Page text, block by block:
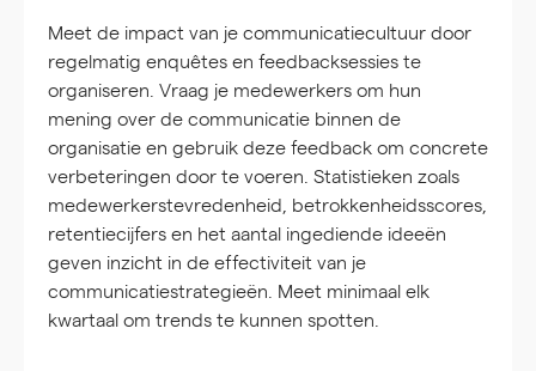
Meet de impact van je communicatiecultuur door
regelmatig enquêtes en feedbacksessies te
organiseren. Vraag je medewerkers om hun
mening over de communicatie binnen de
organisatie en gebruik deze feedback om concrete
verbeteringen door te voeren. Statistieken zoals
medewerkerstevredenheid, betrokkenheidsscores,
retentiecijfers en het aantal ingediende ideeën
geven inzicht in de effectiviteit van je
communicatiestrategieën. Meet minimaal elk
kwartaal om trends te kunnen spotten.